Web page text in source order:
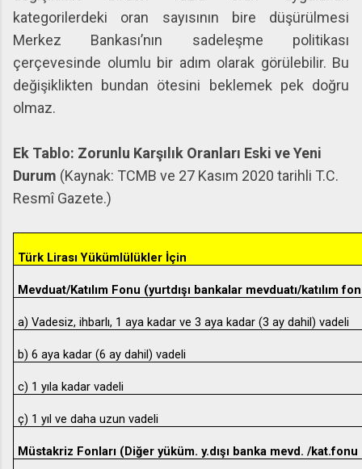
kategorilerdeki oran sayısının bire düşürülmesi
Merkez Bankası’nın sadeleşme politikası
çerçevesinde olumlu bir adım olarak görülebilir. Bu
değişiklikten bundan ötesini beklemek pek doğru
olmaz.
Ek Tablo: Zorunlu Karşılık Oranları Eski ve Yeni
Durum (Kaynak: TCMB ve 27 Kasım 2020 tarihli T.C.
Resmî Gazete.)
Türk Lirası Yükümlülükler İçin
Mevduat/Katılım Fonu (yurtdışı bankalar mevduatı/katılım
a) Vadesiz, ihbarlı, 1 aya kadar ve 3 aya kadar (3 ay dahil) vadeli
b) 6 aya kadar (6 ay dahil) vadeli
c) 1 yıla kadar vadeli
ç) 1 yıl ve daha uzun vadeli
Müstakriz Fonları (Diğer yüküm. y.dışı banka mevd. /kat.fonu